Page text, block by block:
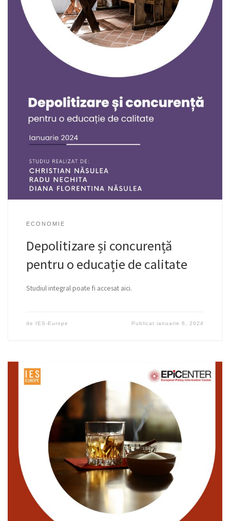
ECONOMIE
Depolitizare și concurență
pentru o educație de calitate
Studiul integral poate fi accesat aici.
de IES-Europe Publicatianuarie 6, 2024